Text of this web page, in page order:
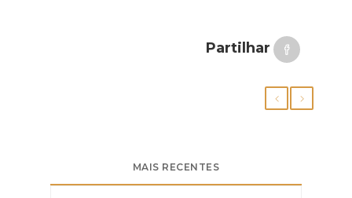
Partilhar
MAIS RECENTES